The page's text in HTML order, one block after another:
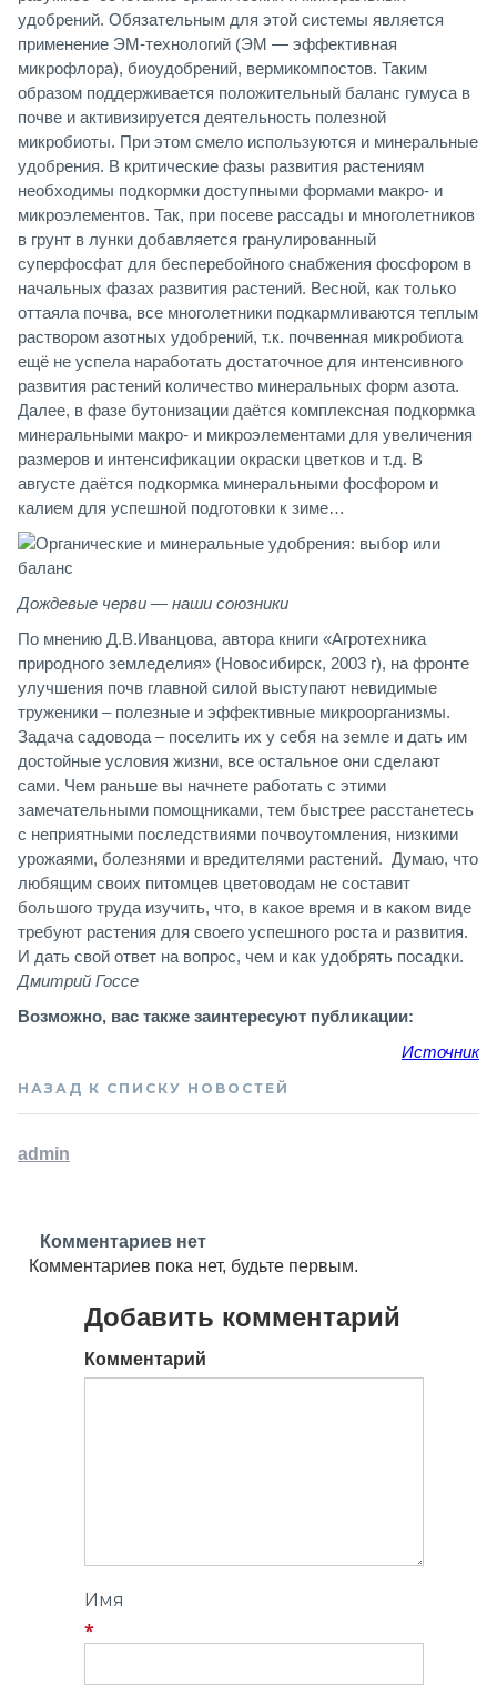
удобрений. Обязательным для этой системы является
применение ЭМ-технологий (ЭМ — эффективная
микрофлора), биоудобрений, вермикомпостов. Таким
образом поддерживается положительный баланс гумуса в
почве и активизируется деятельность полезной
микробиоты. При этом смело используются и минеральные
удобрения. В критические фазы развития растениям
необходимы подкормки доступными формами макро- и
микроэлементов. Так, при посеве рассады и многолетников
в грунт в лунки добавляется гранулированный
суперфосфат для бесперебойного снабжения фосфором в
начальных фазах развития растений. Весной, как только
оттаяла почва, все многолетники подкармливаются теплым
раствором азотных удобрений, т.к. почвенная микробиота
ещё не успела наработать достаточное для интенсивного
развития растений количество минеральных форм азота.
Далее, в фазе бутонизации даётся комплексная подкормка
минеральными макро- и микроэлементами для увеличения
размеров и интенсификации окраски цветков и т.д. В
августе даётся подкормка минеральными фосфором и
калием для успешной подготовки к зиме…
Дождевые черви — наши союзники
По мнению Д.В.Иванцова, автора книги «Агротехника
природного земледелия» (Новосибирск, 2003 г), на фронте
улучшения почв главной силой выступают невидимые
труженики – полезные и эффективные микроорганизмы.
Задача садовода – поселить их у себя на земле и дать им
достойные условия жизни, все остальное они сделают
сами. Чем раньше вы начнете работать с этими
замечательными помощниками, тем быстрее расстанетесь
с неприятными последствиями почвоутомления, низкими
урожаями, болезнями и вредителями растений. Думаю, что
любящим своих питомцев цветоводам не составит
большого труда изучить, что, в какое время и в каком виде
требуют растения для своего успешного роста и развития.
И дать свой ответ на вопрос, чем и как удобрять посадки.
Дмитрий Госсе
Возможно, вас также заинтересуют публикации:
Источник
НАЗАД К СПИСКУ НОВОСТЕЙ
admin
Комментариев нет
Комментариев пока нет, будьте первым.
Добавить комментарий
Комментарий
Имя
*